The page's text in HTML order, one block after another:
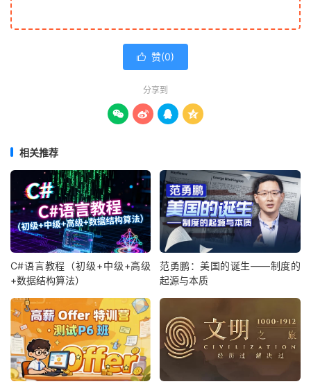
 赞(0)
分享到
   
相关推荐
C#语言教程（初级+中级+高级
+数据结构算法）
范勇鹏：美国的诞生——制度的
起源与本质